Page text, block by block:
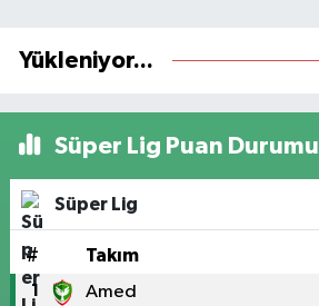
Yükleniyor...
Süper Lig Puan Durumu
Süper Lig
# Takım
1 Amed